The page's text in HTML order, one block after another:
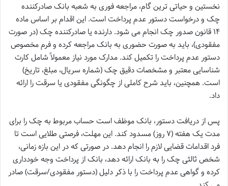
نخستین و حیاتی ترین گام، مراجعه فوری به شعبه بانک صادرکننده
چک و درخواست دستور عدم پرداخت است. این اقدام بر اساس ماده
۱۴ قانون صدور چک انجام می شود. دارنده یا صادرکننده چک (در صورت
مفقودی)، باید به صورت حضوری به بانک مراجعه کرده و فرم مخصوص
دستور عدم پرداخت را تکمیل کند. مدارک مورد نیاز معمولاً شامل کارت
شناسایی معتبر و مشخصات دقیق چک (شماره سریال، مبلغ، تاریخ)
است. همچنین، باید شرح کاملی از چگونگی مفقودی یا سرقت را ارائه
داد.
پس از دریافت دستور، بانک موظف است حساب مربوط به چک را برای
مدت یک هفته (۷ روز) مسدود کند. این مهلت، فرصتی طلایی است تا
فرد اقدامات قضایی لازم را انجام دهد. در صورتی که در این بازه زمانی،
شخص ثالثی چک را به بانک ارائه دهد، بانک از پرداخت وجه خودداری
کرده و گواهی عدم پرداخت را با ذکر دلیل (دستور مفقودی/سرقت) صادر